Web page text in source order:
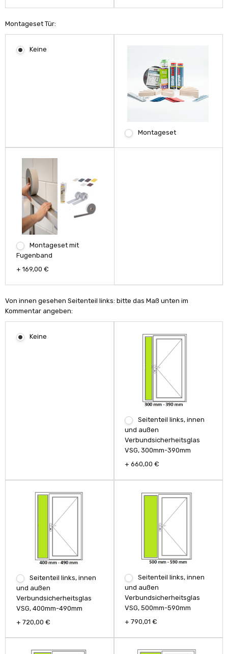
Montageset Tür:
Keine
Montageset
Montageset mit
Fugenband
+ 169,00 €
Von innen gesehen Seitenteil links: bitte das Maß unten im
Kommentar angeben:
Keine
Seitenteil links, innen
und außen
Verbundsicherheitsglas
VSG, 300mm-390mm
+ 660,00 €
Seitenteil links, innen
und außen
Verbundsicherheitsglas
VSG, 400mm-490mm
+ 720,00 €
Seitenteil links, innen
und außen
Verbundsicherheitsglas
VSG, 500mm-590mm
+ 790,01 €